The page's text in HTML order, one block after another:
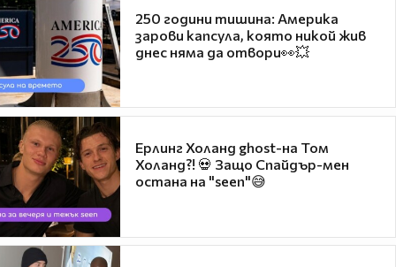
250 години тишина: Америка
зарови капсула, която никой жив
днес няма да отвори👀💥
Ерлинг Холанд ghost-на Том
Холанд?! 💀 Защо Спайдър-мен
остана на "seen"😅